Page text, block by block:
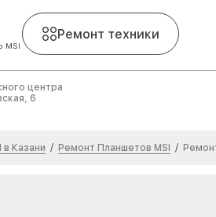
MSI
Ремонт техники
центра
6
Казани / Ремонт Планшетов MSI /